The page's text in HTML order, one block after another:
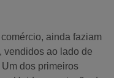
ainda faziam
vendidos ao lado de
dos primeiros